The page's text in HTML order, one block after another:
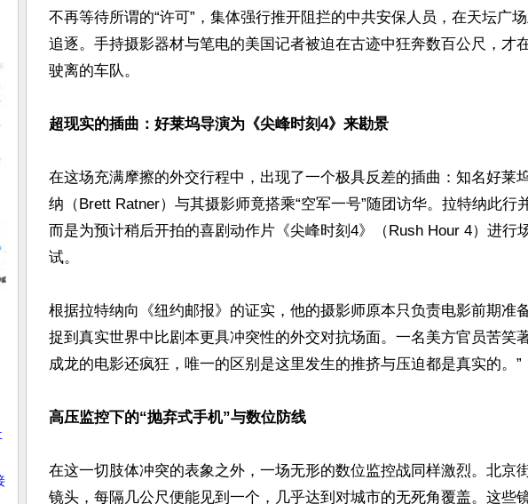
不再等待所谓的“许可”，集体强行推开阻拦的中共安保人员，在天坛广
追逐。手持摄影器材与笔电的美国记者被迫在古迹中狂奔数百公尺，才
驶离的车队。
超现实的插曲：好莱坞导演为《尖峰时刻4》来勘景
在这场充满摩擦的外交行程中，出现了一个极具反差的插曲：知名好莱
纳（Brett Ratner）与其摄影师竟搭乘“空军一号”随团访华。拉特纳此行
而是为预计稍后开拍的喜剧动作片《尖峰时刻4》（Rush Hour 4）进行
试。
根据拉特纳向《纽约邮报》的证实，他的摄影师原本只负责电影前期准
捉到真实世界中比剧本更具冲突性的外交对抗场面。一名美方官员苦笑
成龙的电影还疯狂，唯一的区别是这里发生的推挤与压迫都是真实的。”
高压监控下的“抛弃式手机”与数位防线
在这一切肢体冲突的表象之外，一场无形的数位监控战同样激烈。北京
镜头，每隔几公尺便能见到一个，几乎达到对城市的无死角覆盖。这些